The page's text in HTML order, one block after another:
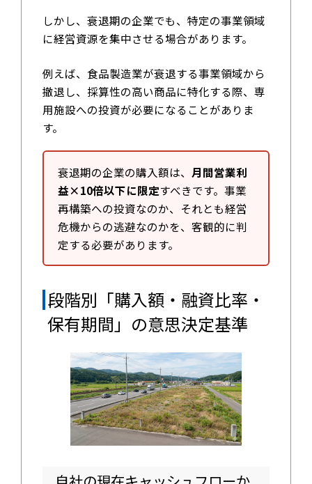
しかし、衰退期の企業でも、特定の事業領域
に経営資源を集中させる場合があります。
例えば、食品製造業が衰退する事業領域から
撤退し、採算性の高い商品に特化する際、専
用施設への投資が必要になることがありま
す。
衰退期の企業の購入額は、 月間営業利
益×10倍以下に限定すべきです。事業
再構築への投資なのか、それとも経営
危機からの逃避なのかを、客観的に判
定する必要があります。
段階別「購入額・融資比率・
保有期間」の意思決定基準